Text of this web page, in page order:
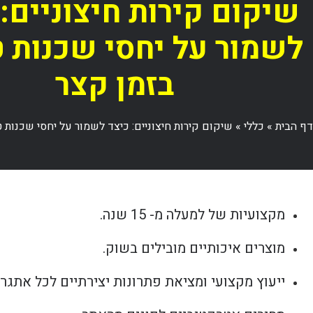
שיקום קירות
לשמור על יחסי שכנות
בזמן קצר
דף הבית» כללי » שיקום קירות חיצוניים: כיצד לשמור על יחסי
מקצועיות של למעלה מ- 15 שנה.
מוצרים איכותיים מובילים בשוק.
ייעוץ מקצועי ומציאת פתרונות יצירתיים לכל